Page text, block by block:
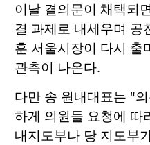
이날 결의문이 채택되
결 과제로 내세우며 공
훈 서울시장이 다시 출
관측이 나온다.
다만 송 원내대표는 "
하게 의원들 요청에 따
내지도부나 당 지도부